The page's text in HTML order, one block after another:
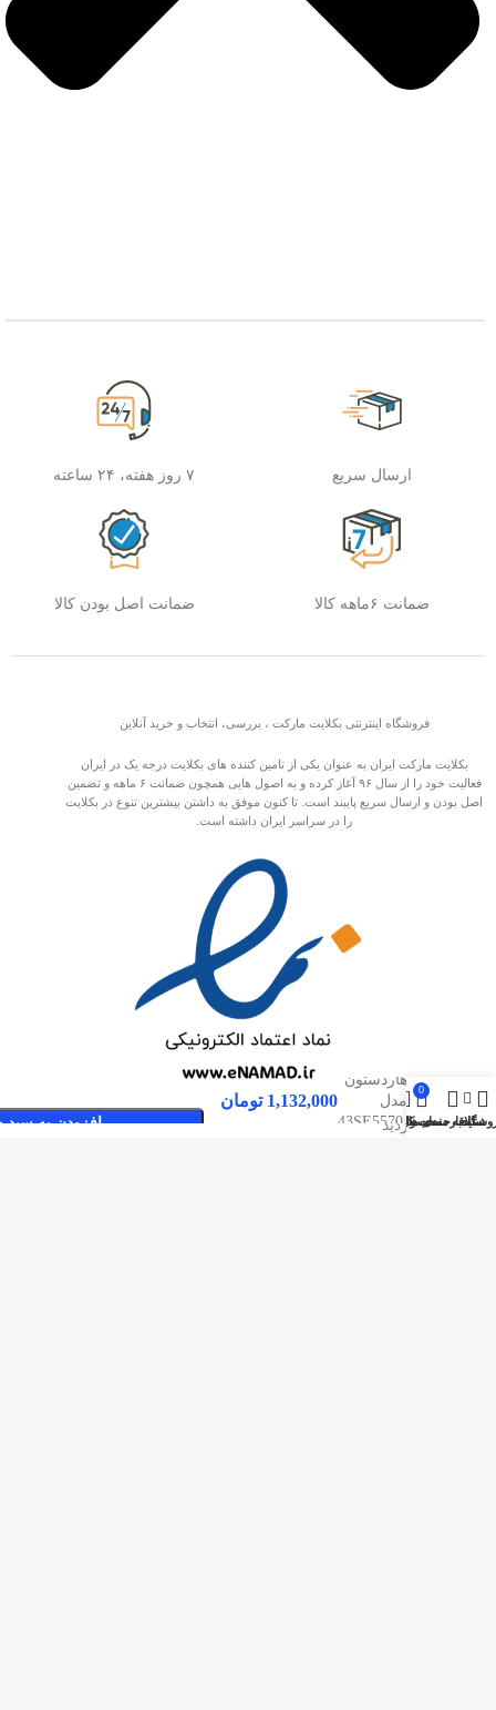
ارسال سریع ۷ روز هفته، ۲۴ ساعته
ضمانت ۶ماهه کالا ضمانت اصل بودن کالا
فروشگاه اینترنتی بکلایت مارکت ، بررسی، انتخاب و خرید آنلاین
بکلایت مارکت ایران به عنوان یکی از تامین کننده های بکلایت درجه یک در ایران
فعالیت خود را از سال ۹۶ آغاز کرده و به اصول هایی همچون ضمانت ۶ ماهه و تضمین
اصل بودن و ارسال سریع پایبند است. تا کنون موفق به داشتن بیشترین تنوع در بکلایت
را در سراسر ایران داشته است.
صفحات پربازدید
هاردستون
مدل
43SE5570,
1,132,000 تومان
افزودن به سبد سایدبار
علاقه مندی ها
0
محصول
حساب کاربری من